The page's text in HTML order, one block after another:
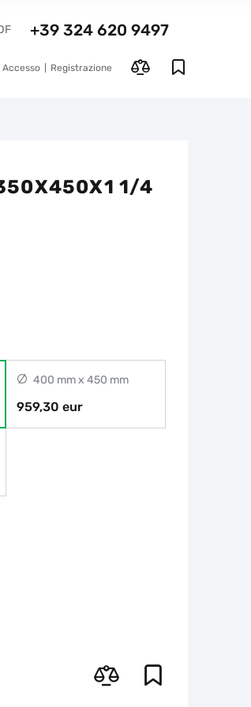
+39 324 620 9497
Accesso Registrazione
350X450X1 1/4
400 mm x 450 mm
959,30 eur